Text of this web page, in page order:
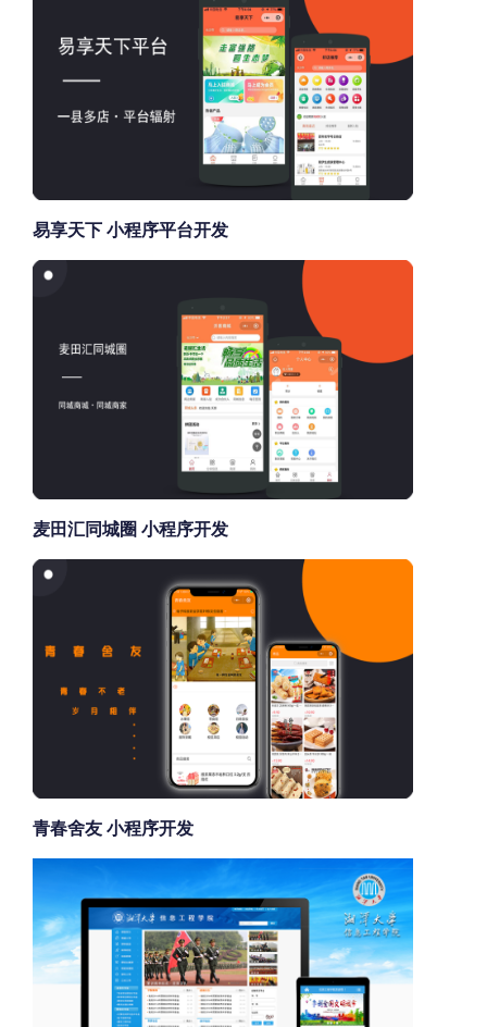
易享天下 小程序平台开发
麦田汇同城圈 小程序开发
青春舍友 小程序开发